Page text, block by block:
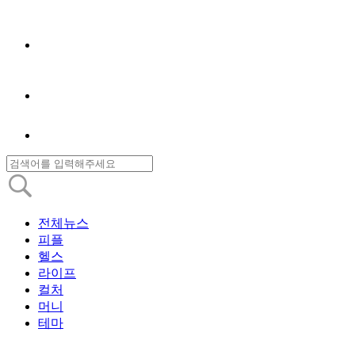
전체뉴스
피플
헬스
라이프
컬처
머니
테마